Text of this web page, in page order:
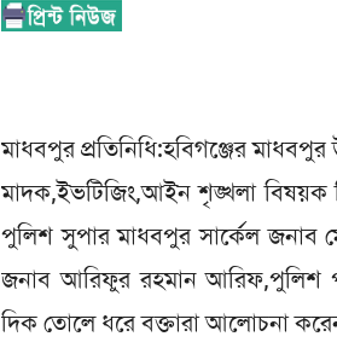
মাধবপুর প্রতিনিধি:হবিগঞ্জের
মাদক,ইভটিজিং,আইন শৃঙ্খলা বিষয়ক
পুলিশ সুপার মাধবপুর সার্কেল জনাব
জনাব আরিফুর রহমান আরিফ,পুলিশ
দিক তোলে ধরে বক্তারা আলোচনা